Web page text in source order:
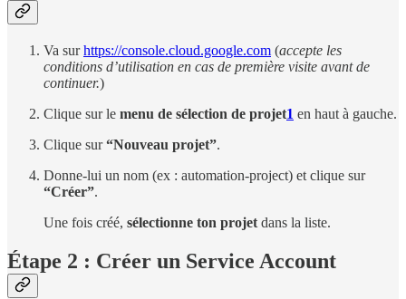
Va surhttps://console.cloud.google.com (accepte les
conditions d’utilisation en cas de première visite avant de
continuer.)
Clique sur le menu de sélection de projet1 en haut à gauche.
Clique sur“Nouveau projet”.
Donne-lui un nom (ex : automation-project) et clique sur
“Créer”.
Une fois créé, sélectionne ton projet dans la liste.
Étape 2 : Créer un Service Account